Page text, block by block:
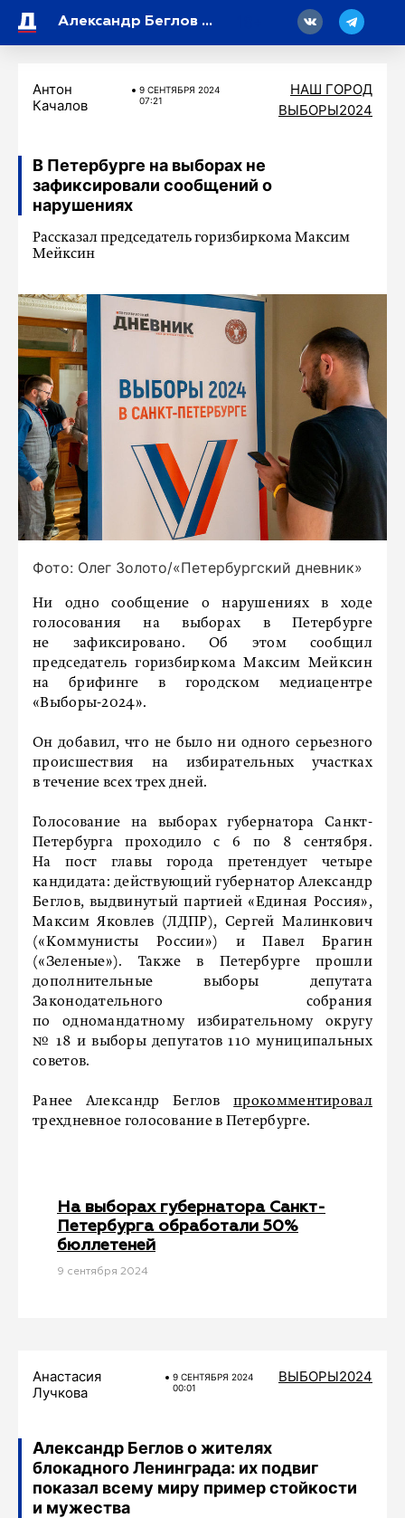
Александр Беглов о жителях блокадного Ленинграда: их подвиг показал всему миру пример стойкости и мужества
Антон
Качалов
9 СЕНТЯБРЯ 2024
07:21
НАШ ГОРОД
ВЫБОРЫ2024
В Петербурге на выборах не
зафиксировали сообщений о
нарушениях
Рассказал председатель горизбиркома Максим
Мейксин
Фото: Олег Золото/«Петербургский дневник»
Ни одно сообщение о нарушениях в ходе
голосования на выборах в Петербурге
не зафиксировано. Об этом сообщил
председатель горизбиркома Максим Мейксин
на брифинге в городском медиацентре
«Выборы-2024».
Он добавил, что не было ни одного серьезного
происшествия на избирательных участках
в течение всех трех дней.
Голосование на выборах губернатора Санкт-
Петербурга проходило с 6 по 8 сентября.
На пост главы города претендует четыре
кандидата: действующий губернатор Александр
Беглов, выдвинутый партией «Единая Россия»,
Максим Яковлев (ЛДПР), Сергей Малинкович
(«Коммунисты России») и Павел Брагин
(«Зеленые»). Также в Петербурге прошли
дополнительные выборы депутата
Законодательного собрания
по одномандатному избирательному округу
№ 18 и выборы депутатов 110 муниципальных
советов.
Ранее Александр Бегловпрокомментировал
трехдневное голосование в Петербурге.
На выборах губернатора Санкт-
Петербурга обработали 50%
бюллетеней
9 сентября 2024
Анастасия
Лучкова
9 СЕНТЯБРЯ 2024
00:01
ВЫБОРЫ2024
Александр Беглов о жителях
блокадного Ленинграда: их подвиг
показал всему миру пример стойкости
и мужества